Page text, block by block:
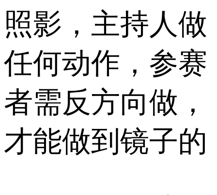
照影，主持人做
任何动作，参赛
者需反方向做，
才能做到镜子的